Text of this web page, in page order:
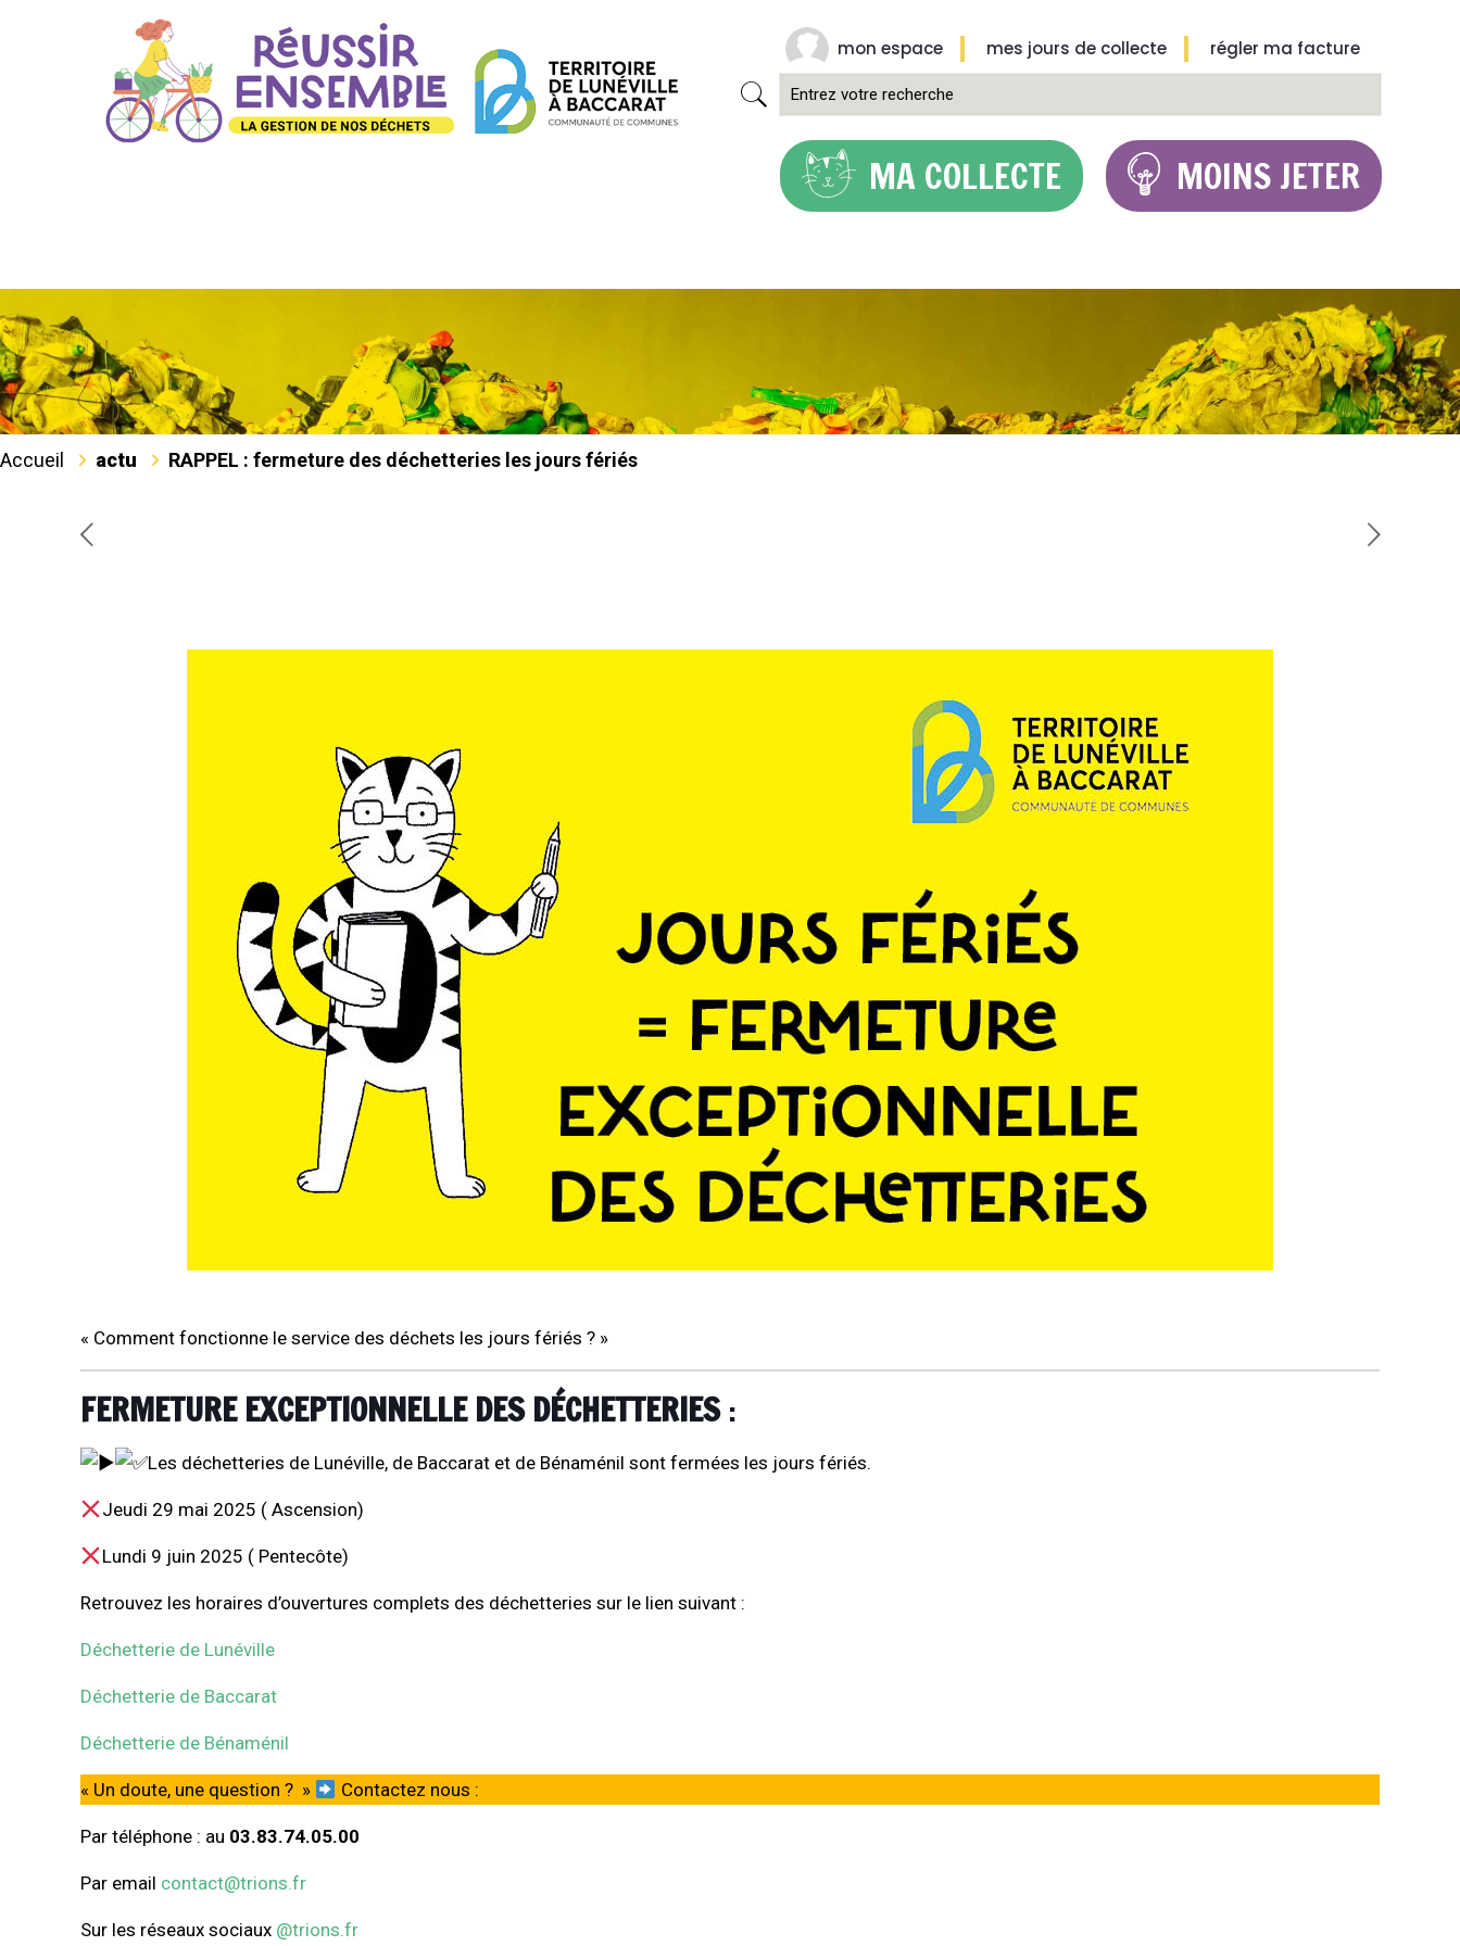
mon espace mes jours de collecte régler ma facture
MA COLLECTE MOINS JETER
Accueil actu RAPPEL : fermeture des déchetteries les jours fériés
« Comment fonctionne le service des déchets les jours fériés ? »
FERMETURE EXCEPTIONNELLE DES DÉCHETTERIES:
Les déchetteries de Lunéville, de Baccarat et de Bénaménil sont fermées les jours fériés.
Jeudi 29 mai 2025 ( Ascension)
Lundi 9 juin 2025 ( Pentecôte)
Retrouvez les horaires d’ouvertures complets des déchetteries sur le lien suivant :
Déchetterie de Lunéville
Déchetterie de Baccarat
Déchetterie de Bénaménil
« Un doute, une question ? » Contactez nous :
Par téléphone : au 03.83.74.05.00
Par email contact@trions.fr
Sur les réseaux sociaux @trions.fr